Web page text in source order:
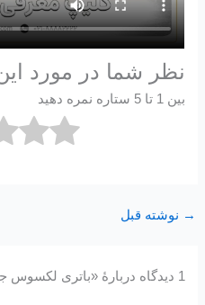
نظر شما در مورد
بین 1 تا 5 ستاره نمره دهید
→ نوشته قبل
1 دیدگاه دربارهٔ «باتری لکسوس جی اس 430 – GS430»